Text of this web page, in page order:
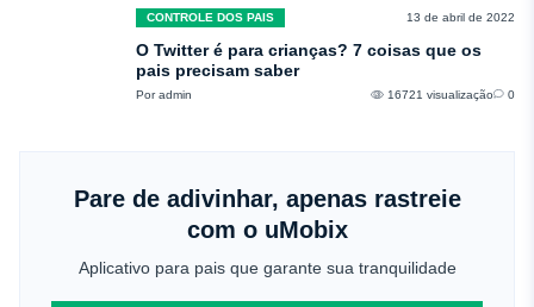
CONTROLE DOS PAIS 13 de abril de 2022
O Twitter é para crianças? 7 coisas que os
pais precisam saber
Por admin 16721 visualização 0
Pare de adivinhar, apenas rastreie
com o uMobix
Aplicativo para pais que garante sua tranquilidade